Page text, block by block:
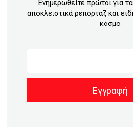
Ενημερωθείτε πρώτοι για
αποκλειστικά ρεπορταζ και
κόσμο